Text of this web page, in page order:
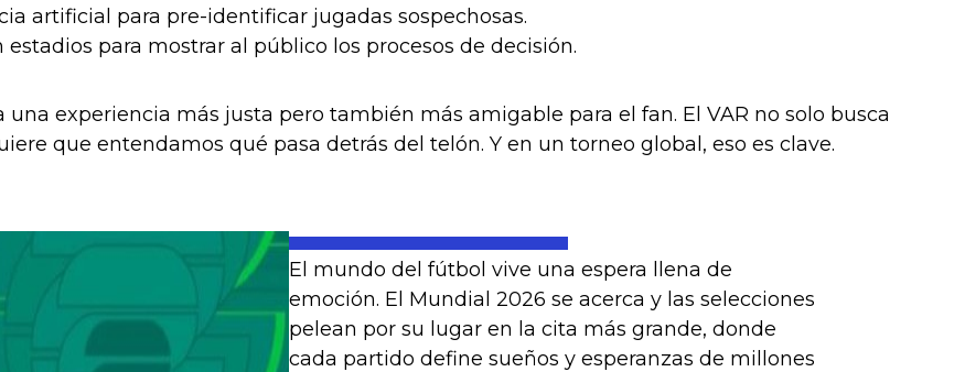
artificial para pre-identificar jugadas sospechosas.
estadios para mostrar al público los procesos de decisión.
una experiencia más justa pero también más amigable para el fan. El VAR no solo busca
que entendamos qué pasa detrás del telón. Y en un torneo global, eso es clave.
El mundo del fútbol vive una espera llena de
emoción. El Mundial 2026 se acerca y las selecciones
pelean por su lugar en la cita más grande, donde
cada partido define sueños y esperanzas de millones